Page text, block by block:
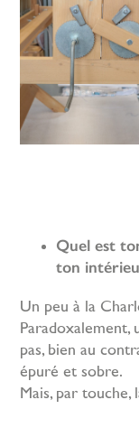
Quel est
ton
Un peu à la
Paradoxalement,
pas, bien au
épuré et sobre.
Mais, par